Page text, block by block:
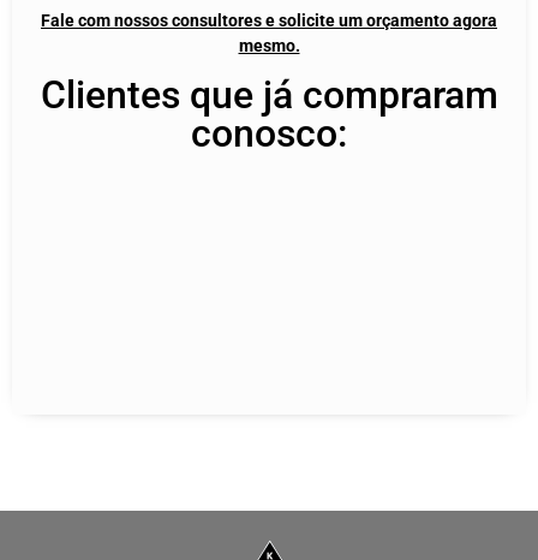
Fale com nossos consultores e solicite um orçamento agora
mesmo.
Clientes que já compraram
conosco: